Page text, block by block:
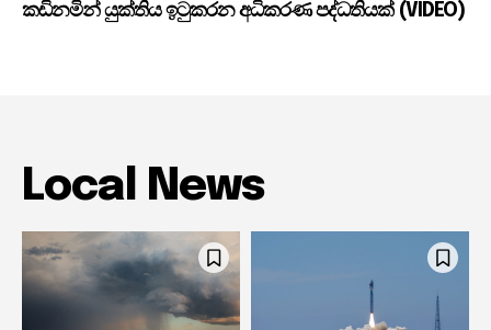
කඩිනමින් යුක්තිය ඉටුකරන අධිකරණ පද්ධතියක් (VIDEO)
Local News